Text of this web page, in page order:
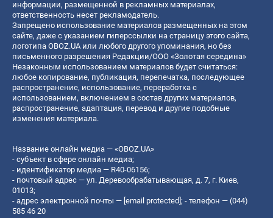
информации, размещенной в рекламных материалах,
ответственность несет рекламодатель.
Запрещено использование материалов размещенных на этом
сайте, даже с указанием гиперссылки на страницу этого сайта,
логотипа OBOZ.UA или любого другого упоминания, но без
письменного разрешения Редакции/ООО «Золотая середина»
Незаконным использованием материалов будет считаться:
любое копирование, публикация, перепечатка, последующее
распространение, использование, переработка с
использованием, включением в состав других материалов,
распространение, адаптация, перевод и другие подобные
изменения материала.
Название онлайн медиа — «OBOZ.UA»
- субъект в сфере онлайн медиа;
- идентификатор медиа — R40-06156;
- почтовый адрес — ул. Деревообрабатывающая, д. 7, г. Киев,
01013;
- адрес электронной почты — [email protected]; - телефон — (044)
585 46 20